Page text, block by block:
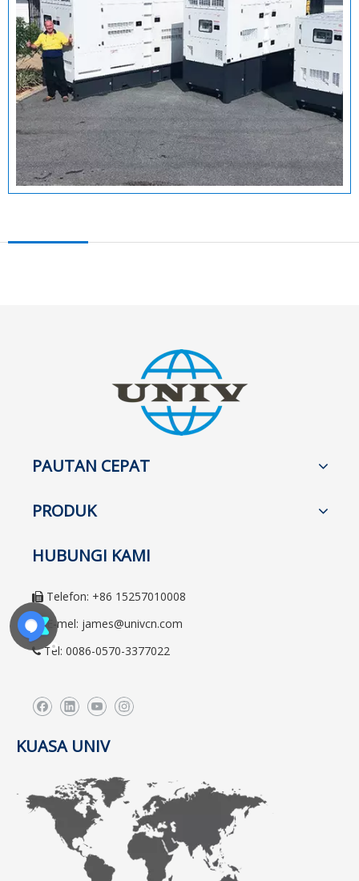
PAUTAN CEPAT
PRODUK
HUBUNGI KAMI
 Telefon: +86 15257010008
 E-mel: james@univcn.com
Tel: 0086-0570-3377022
KUASA UNIV